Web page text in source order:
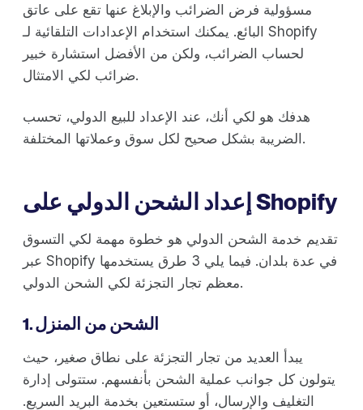
مسؤولية فرض الضرائب والإبلاغ عنها تقع على عاتق
البائع. يمكنك استخدام الإعدادات التلقائية لـ Shopify
لحساب الضرائب، ولكن من الأفضل استشارة خبير
ضرائب لكي الامتثال.
هدفك هو لكي أنك، عند الإعداد للبيع الدولي، تحسب
الضريبة بشكل صحيح لكل سوق وعملاتها المختلفة.
إعداد الشحن الدولي على Shopify
تقديم خدمة الشحن الدولي هو خطوة مهمة لكي التسوق
عبر Shopify في عدة بلدان. فيما يلي 3 طرق يستخدمها
معظم تجار التجزئة لكي الشحن الدولي.
1. الشحن من المنزل
يبدأ العديد من تجار التجزئة على نطاق صغير، حيث
يتولون كل جوانب عملية الشحن بأنفسهم. ستتولى إدارة
التغليف والإرسال، أو ستستعين بخدمة البريد السريع.